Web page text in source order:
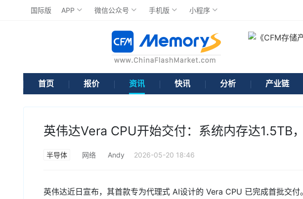
国际版 APP 微信公众号 手机版 小程序
首页 报价 资讯 快讯 分析 产业链
英伟达Vera CPU开始交付：系统内存达1.5TB
半导体 网络 Andy 2026-05-20 18:46
英伟达近日宣布，其首款专为代理式 AI设计的 Vera CPU 已完成首批交付